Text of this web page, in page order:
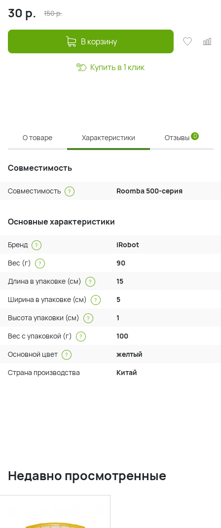
30 р. 150р.
В корзину
Купить в 1 клик
О товаре Характеристики Отзывы 0
Совместимость
Совместимость ? Roomba 500-серия
Основные характеристики
Бренд ?
iRobot
Вес (г)
?
90
Длина в упаковке (см)
?
15
Ширина в упаковке (см)
?
5
Высота упаковки (см)
?
1
Вес с упаковкой (г)
?
100
Основной цвет
?
желтый
Страна производства
Китай
Недавно просмотренные